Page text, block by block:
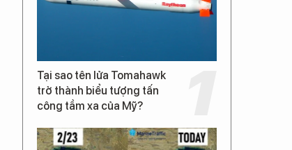
Tại sao tên lửa Tomahawk
trở thành biểu tượng tấn
công tầm xa của Mỹ?